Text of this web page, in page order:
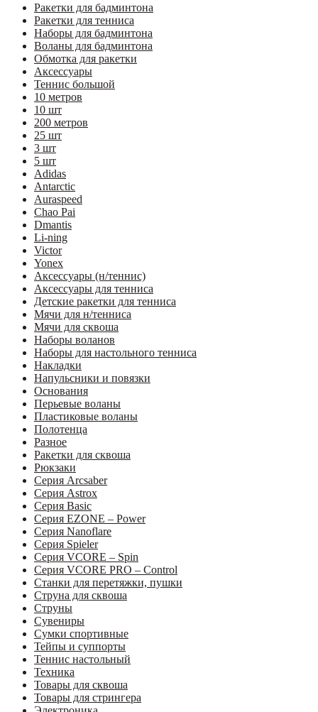
Ракетки для бадминтона
Ракетки для тенниса
Наборы для бадминтона
Воланы для бадминтона
Обмотка для ракетки
Аксессуары
Теннис большой
10 метров
10 шт
200 метров
25 шт
3 шт
5 шт
Adidas
Antarctic
Auraspeed
Chao Pai
Dmantis
Li-ning
Victor
Yonex
Аксессуары (н/теннис)
Аксессуары для тенниса
Детские ракетки для тенниса
Мячи для н/тенниса
Мячи для сквоша
Наборы воланов
Наборы для настольного тенниса
Накладки
Напульсники и повязки
Основания
Перьевые воланы
Пластиковые воланы
Полотенца
Разное
Ракетки для сквоша
Рюкзаки
Серия Arcsaber
Серия Astrox
Серия Basic
Серия EZONE – Power
Серия Nanoflare
Серия Spieler
Серия VCORE – Spin
Серия VCORE PRO – Control
Станки для перетяжки, пушки
Струна для сквоша
Струны
Сувениры
Сумки спортивные
Тейпы и суппорты
Теннис настольный
Техника
Товары для сквоша
Товары для стрингера